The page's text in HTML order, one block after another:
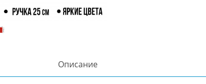
Описание